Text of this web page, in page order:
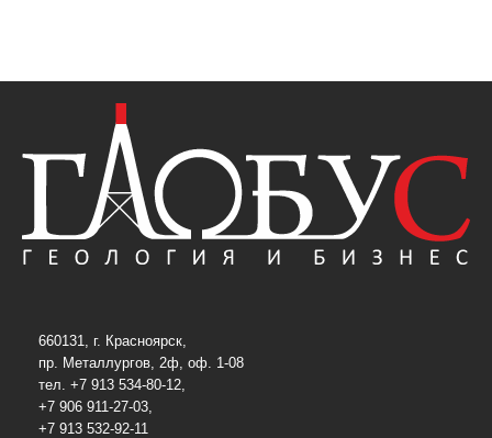
660131, г. Красноярск,
пр. Металлургов, 2ф, оф. 1-08
тел. +7 913 534-80-12,
+7 906 911-27-03,
+7 913 532-92-11